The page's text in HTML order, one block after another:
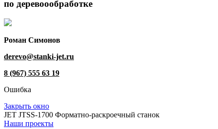
по деревоообработке
Роман Симонов
derevo@stanki-jet.ru
8 (967) 555 63 19
Ошибка
Закрыть окно
JET JTSS-1700 Форматно-раскроечный станок
Наши проекты